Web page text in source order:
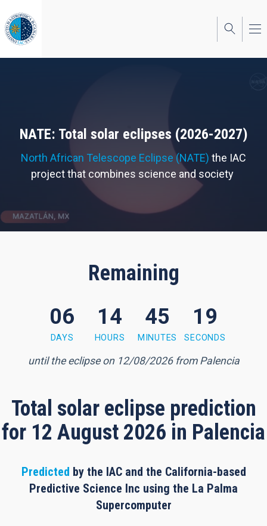
to
main
content
NATE: Total solar eclipses (2026-2027)
North African Telescope Eclipse (NATE) the IAC
project that combines science and society
Remaining
17 seconds
06
DAYS
14
HOURS
45
MINUTES
18
SECONDS
until the eclipse on 12/08/2026 from Palencia
Total solar eclipse prediction
for 12 August 2026 in Palencia
Predicted by the IAC and the California-based
Predictive Science Inc using the La Palma
Supercomputer